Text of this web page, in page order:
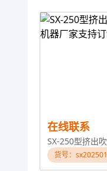
在线联系
货号：sx202501